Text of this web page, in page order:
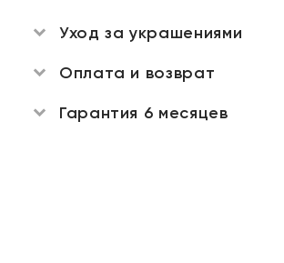
Уход за украшениями
Оплата и возврат
Гарантия 6 месяцев